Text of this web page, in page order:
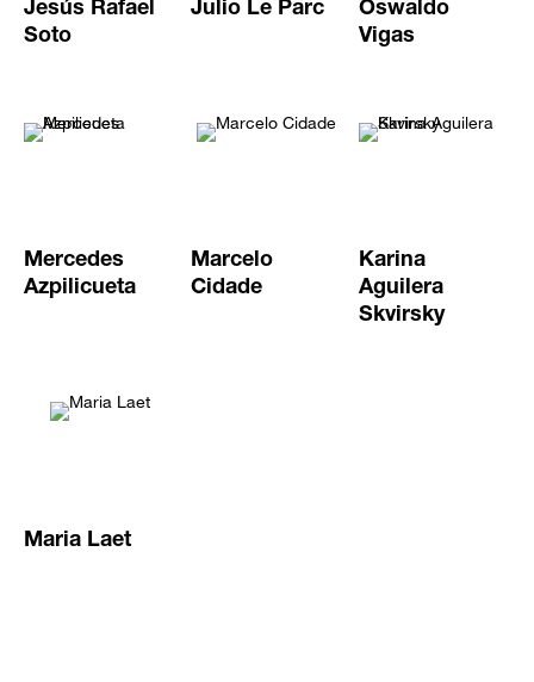
Jesús Rafael
Soto
Julio Le Parc
Oswaldo
Vigas
Mercedes
Azpilicueta
Marcelo
Cidade
Karina
Aguilera
Skvirsky
Maria Laet